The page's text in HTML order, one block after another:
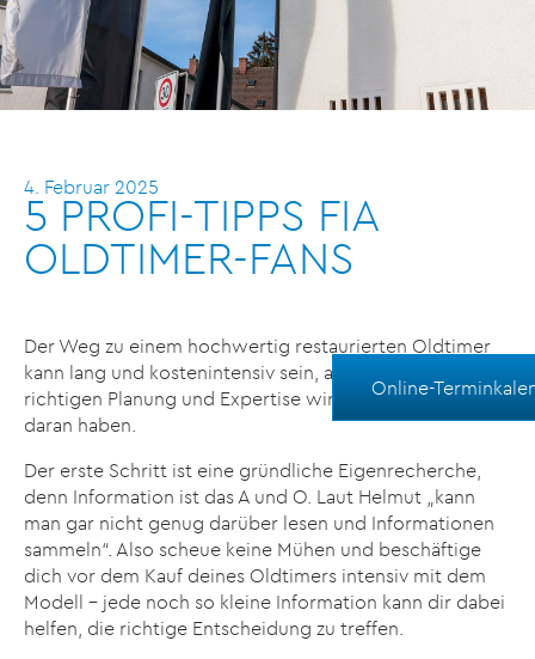
Online-
4. Februar 2025
5 PROFI-TIPPS FIA
OLDTIMER-FANS
Der Weg zu einem hochwertig restaurierten Oldtimer
kann lang und kostenintensiv sein, aber mit der
richtigen Planung und Expertise wirst du viel Freude
daran haben.
Der erste Schritt ist eine gründliche Eigenrecherche,
denn Information ist das A und O. Laut Helmut „kann
man gar nicht genug darüber lesen und Informationen
sammeln“. Also scheue keine Mühen und beschäftige
dich vor dem Kauf deines Oldtimers intensiv mit dem
Modell – jede noch so kleine Information kann dir dabei
helfen, die richtige Entscheidung zu treffen.